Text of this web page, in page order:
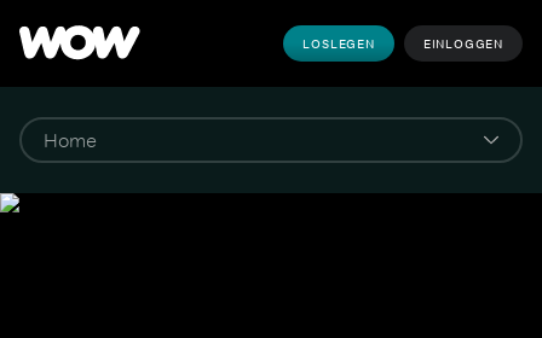
LOSLEGEN EINLOGGEN